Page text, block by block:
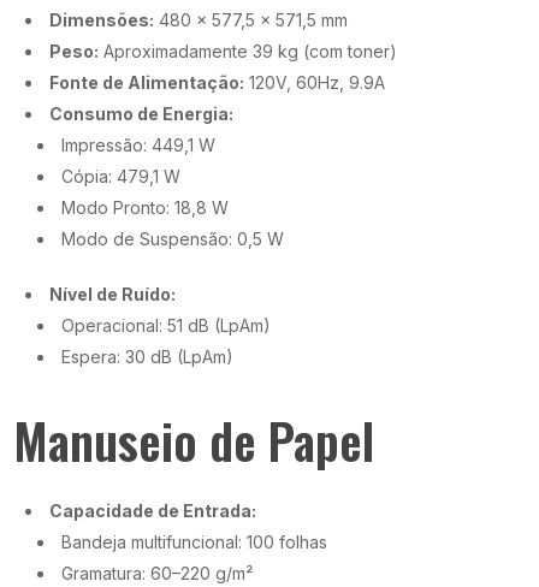
Dimensões: 480 x 577,5 x 571,5 mm
Peso: Aproximadamente 39 kg (com toner)
Fonte de Alimentação: 120V, 60Hz, 9.9A
Consumo de Energia:
Impressão: 449,1 W
Cópia: 479,1 W
Modo Pronto: 18,8 W
Modo de Suspensão: 0,5 W
Nível de Ruído:
Operacional: 51 dB (LpAm)
Espera: 30 dB (LpAm)
Manuseio de Papel
Capacidade de Entrada:
Bandeja multifuncional: 100 folhas
Gramatura: 60–220 g/m²